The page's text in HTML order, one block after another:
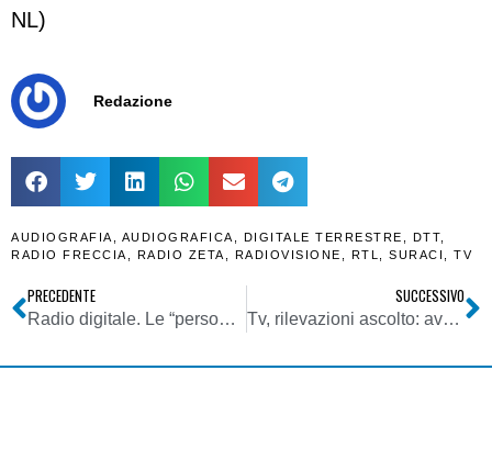
NL)
Redazione
AUDIOGRAFIA AUDIOGRAFICA DIGITALE TERRESTRE DTT
RADIO FRECCIA
RADIO ZETA RADIOVISIONE RTL SURACI TV
PRECEDENTE
Radio digitale. Le “personality radio”: Italia pioniera con Radio Cecchetto, Lolli Radio, Linus WFM e Funky Town
SUCCESSIVO
Tv, rilevazioni ascolto: avvio SuperPanel Auditel. Workshop tv locali a Milano